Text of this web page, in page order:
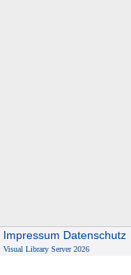
Impressum Datenschutz
Visual Library Server 2026